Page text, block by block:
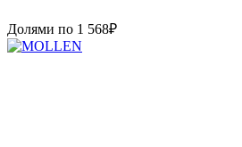
Долями по 1 568₽